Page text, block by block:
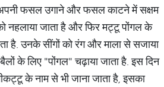
फसल उगाने और फसल काटने में सक्षम
नहलाया जाता है और फिर मट्टू पोंगल के
है. उनके सींगों को रंग और माला से सजाया
के लिए "पोंगल" चढ़ाया जाता है. इस दिन
के नाम से भी जाना जाता है, इसका